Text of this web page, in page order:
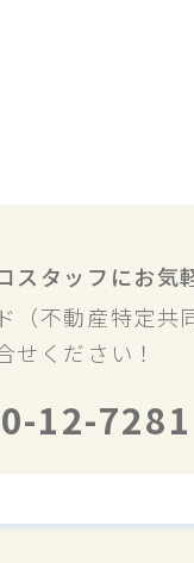
スタッフにお気
（不動産特定
せください！
12-7281